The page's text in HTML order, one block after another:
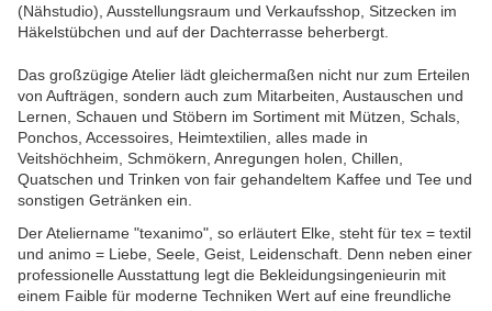
(Nähstudio), Ausstellungsraum und Verkaufsshop, Sitzecken im
Häkelstübchen und auf der Dachterrasse beherbergt.
Das großzügige Atelier lädt gleichermaßen nicht nur zum Erteilen
von Aufträgen, sondern auch zum Mitarbeiten, Austauschen und
Lernen, Schauen und Stöbern im Sortiment mit Mützen, Schals,
Ponchos, Accessoires, Heimtextilien, alles made in
Veitshöchheim, Schmökern, Anregungen holen, Chillen,
Quatschen und Trinken von fair gehandeltem Kaffee und Tee und
sonstigen Getränken ein.
Der Ateliername "texanimo", so erläutert Elke, steht für tex = textil
und animo = Liebe, Seele, Geist, Leidenschaft. Denn neben einer
professionelle Ausstattung legt die Bekleidungsingenieurin mit
einem Faible für moderne Techniken Wert auf eine freundliche